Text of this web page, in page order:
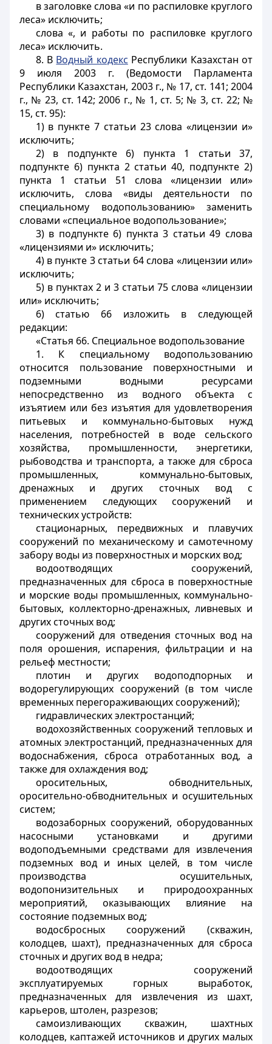
в заголовке слова «и по распиловке круглого
леса» исключить;
слова «, и работы по распиловке круглого
леса» исключить.
8. В Водный кодекс Республики Казахстан от
9 июля 2003 г. (Ведомости Парламента
Республики Казахстан, 2003 г., № 17, ст. 141; 2004
г., № 23, ст. 142; 2006 г., № 1, ст. 5; № 3, ст. 22; №
15, ст. 95):
1) в пункте 7 статьи 23 слова «лицензии и»
исключить;
2) в подпункте 6) пункта 1 статьи 37,
подпункте 6) пункта 2 статьи 40, подпункте 2)
пункта 1 статьи 51 слова «лицензии или»
исключить, слова «виды деятельности по
специальному водопользованию» заменить
словами «специальное водопользование»;
3) в подпункте 6) пункта 3 статьи 49 слова
«лицензиями и» исключить;
4) в пункте 3 статьи 64 слова «лицензии или»
исключить;
5) в пунктах 2 и 3 статьи 75 слова «лицензии
или» исключить;
6) статью 66 изложить в следующей
редакции:
«Статья 66. Специальное водопользование
1. К специальному водопользованию
относится пользование поверхностными и
подземными водными ресурсами
непосредственно из водного объекта с
изъятием или без изъятия для удовлетворения
питьевых и коммунально-бытовых нужд
населения, потребностей в воде сельского
хозяйства, промышленности, энергетики,
рыбоводства и транспорта, а также для сброса
промышленных, коммунально-бытовых,
дренажных и других сточных вод с
применением следующих сооружений и
технических устройств:
стационарных, передвижных и плавучих
сооружений по механическому и самотечному
забору воды из поверхностных и морских вод;
водоотводящих сооружений,
предназначенных для сброса в поверхностные
и морские воды промышленных, коммунально-
бытовых, коллекторно-дренажных, ливневых и
других сточных вод;
сооружений для отведения сточных вод на
поля орошения, испарения, фильтрации и на
рельеф местности;
плотин и других водоподпорных и
водорегулирующих сооружений (в том числе
временных перегораживающих сооружений);
гидравлических электростанций;
водохозяйственных сооружений тепловых и
атомных электростанций, предназначенных для
водоснабжения, сброса отработанных вод, а
также для охлаждения вод;
оросительных, обводнительных,
оросительно-обводнительных и осушительных
систем;
водозаборных сооружений, оборудованных
насосными установками и другими
водоподъемными средствами для извлечения
подземных вод и иных целей, в том числе
производства осушительных,
водопонизительных и природоохранных
мероприятий, оказывающих влияние на
состояние подземных вод;
водосбросных сооружений (скважин,
колодцев, шахт), предназначенных для сброса
сточных и других вод в недра;
водоотводящих сооружений
эксплуатируемых горных выработок,
предназначенных для извлечения из шахт,
карьеров, штолен, разрезов;
самоизливающих скважин, шахтных
колодцев, каптажей источников и других малых